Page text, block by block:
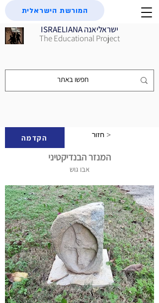
ISRAELIANA ישראליאנה
The Educational Project
המורשת הישראלית
הקדמה חזור >
המנזר הבנדיקטיני
אבו גוש